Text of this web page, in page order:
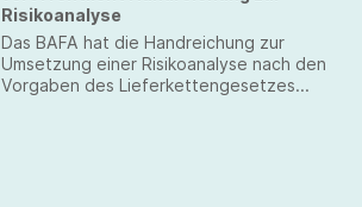
Risikoanalyse
Das BAFA hat die Handreichung zur
Umsetzung einer Risikoanalyse nach den
Vorgaben des Lieferkettengesetzes